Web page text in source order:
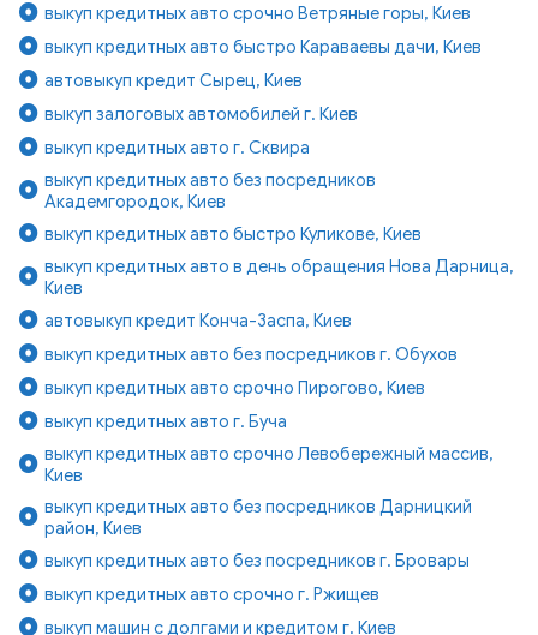
выкуп кредитных авто срочно Ветряные горы, Киев
выкуп кредитных авто быстро Караваевы дачи, Киев
автовыкуп кредит Сырец, Киев
выкуп залоговых автомобилей г. Киев
выкуп кредитных авто г. Сквира
выкуп кредитных авто без посредников
Академгородок, Киев
выкуп кредитных авто быстро Куликове, Киев
выкуп кредитных авто в день обращения Нова Дарница,
Киев
автовыкуп кредит Конча-Заспа, Киев
выкуп кредитных авто без посредников г. Обухов
выкуп кредитных авто срочно Пирогово, Киев
выкуп кредитных авто г. Буча
выкуп кредитных авто срочно Левобережный массив,
Киев
выкуп кредитных авто без посредников Дарницкий
район, Киев
выкуп кредитных авто без посредников г. Бровары
выкуп кредитных авто срочно г. Ржищев
выкуп машин с долгами и кредитом г. Киев